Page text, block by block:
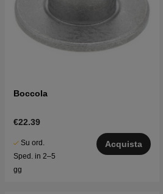
Boccola
€22.39
Su ord.
Sped. in 2–5
gg
Acquista